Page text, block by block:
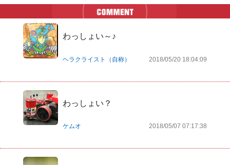
わっしょい～♪
ヘラクライスト（自称） 2018/05/20 18:04:09
わっしょい？
ケムオ 2018/05/07 07:17:38